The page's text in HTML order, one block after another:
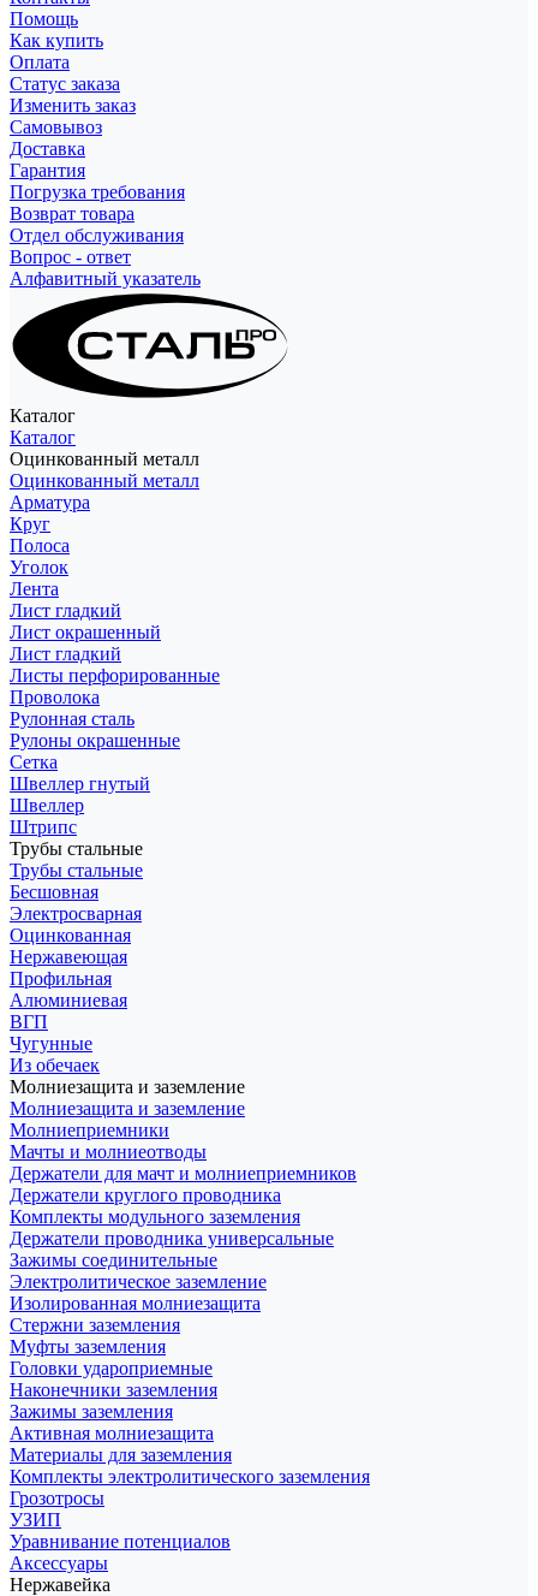
Помощь
Как купить
Оплата
Статус заказа
Изменить заказ
Самовывоз
Доставка
Гарантия
Погрузка требования
Возврат товара
Отдел обслуживания
Вопрос - ответ
Алфавитный указатель
Каталог
Каталог
Оцинкованный металл
Оцинкованный металл
Арматура
Круг
Полоса
Уголок
Лента
Лист гладкий
Лист окрашенный
Лист гладкий
Листы перфорированные
Проволока
Рулонная сталь
Рулоны окрашенные
Сетка
Швеллер гнутый
Швеллер
Штрипс
Трубы стальные
Трубы стальные
Бесшовная
Электросварная
Оцинкованная
Нержавеющая
Профильная
Алюминиевая
ВГП
Чугунные
Из обечаек
Молниезащита и заземление
Молниезащита и заземление
Молниеприемники
Мачты и молниеотводы
Держатели для мачт и молниеприемников
Держатели круглого проводника
Комплекты модульного заземления
Держатели проводника универсальные
Зажимы соединительные
Электролитическое заземление
Изолированная молниезащита
Стержни заземления
Муфты заземления
Головки удароприемные
Наконечники заземления
Зажимы заземления
Активная молниезащита
Материалы для заземления
Комплекты электролитического заземления
Грозотросы
УЗИП
Уравнивание потенциалов
Аксессуары
Нержавейка